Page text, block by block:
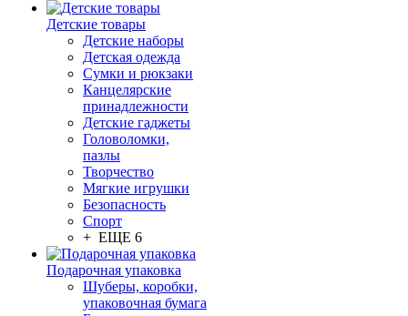
Детские товары
Детские наборы
Детская одежда
Сумки и рюкзаки
Канцелярские
принадлежности
Детские гаджеты
Головоломки,
пазлы
Творчество
Мягкие игрушки
Безопасность
Спорт
+ ЕЩЕ 6
Подарочная упаковка
Шуберы, коробки,
упаковочная бумага